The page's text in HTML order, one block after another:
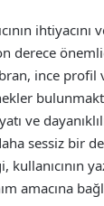
ihtiyacını
derece
ince profil
ve
sessiz bir
kullanıcının
amacına